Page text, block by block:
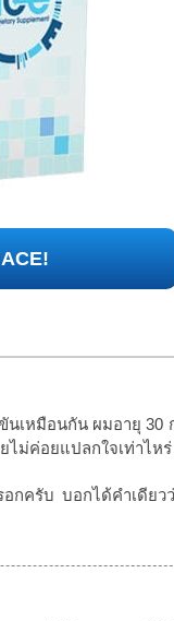
หมือนกัน ผมอายุ 30 ก
ไม่ค่อยแปลกใจเท่าไหร่
กครับ บอกได้คำเดียว